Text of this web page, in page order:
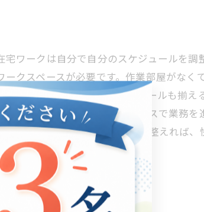
ワークは自分で自分のスケジュールを調
クスペースが必要です。作業部屋がなく
ワークに必要となる設備やツールも揃え
な仕事から始め、自分のペースで業務
すが、しっかりとした準備を整えれば